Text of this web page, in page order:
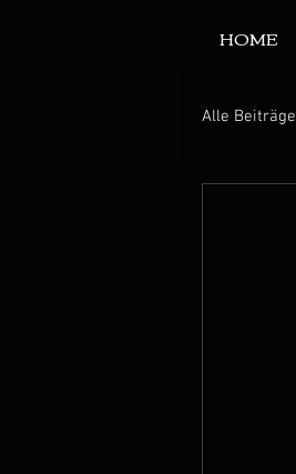
HOME
Alle Beiträge